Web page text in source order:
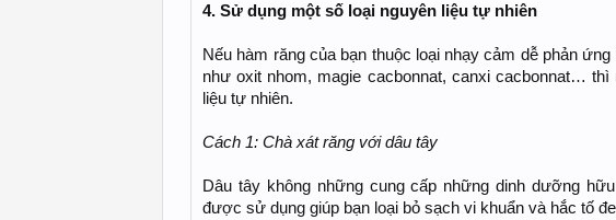
4. Sử dụng một số loại nguyên liệu tự nhiên
Nếu hàm răng của bạn thuộc loại nhạy cảm dễ phản
như oxit nhom, magie cacbonnat, canxi cacbonnat…
liệu tự nhiên.
Cách 1: Chà xát răng với dâu tây
Dâu tây không những cung cấp những dinh dưỡng
được sử dụng giúp bạn loại bỏ sạch vi khuẩn và hắc tố